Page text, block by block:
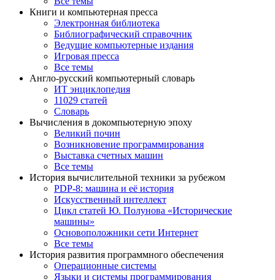
Книги и компьютерная пресса
Электронная библиотека
Библиографический справочник
Ведущие компьютерные издания
Игровая пресса
Все темы
Англо-русский компьютерный словарь
ИТ энциклопедия
11029 статей
Словарь
Вычисления в докомпьютерную эпоху
Великий почин
Возникновение программирования
Выставка счетных машин
Все темы
История вычислительной техники за рубежом
PDP-8: машина и её история
Искусственный интеллект
Цикл статей Ю. Полунова «Исторические
машины»
Основоположники сети Интернет
Все темы
История развития программного обеспечения
Операционные системы
Языки и системы программирования